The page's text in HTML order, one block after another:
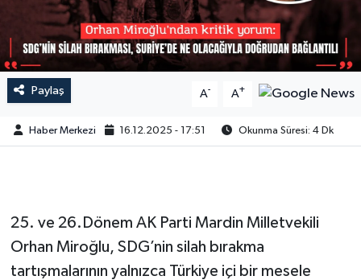
Paylaş A- A+
Haber Merkezi 16.12.2025 - 17:51 Okunma Süresi: 4 Dk
25. ve 26.Dönem AK Parti Mardin Milletvekili
Orhan Miroğlu, SDG’nin silah bırakma
tartışmalarının yalnızca Türkiye içi bir mesele